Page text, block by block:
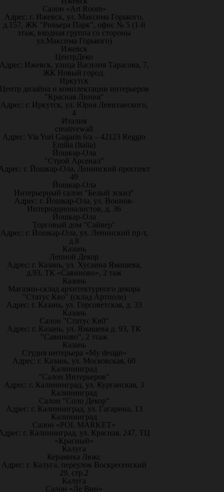
Салон «Art Room»
Адрес: г. Ижевск, ул. Максима Горького,
д.157, ЖК "Ривьера Парк", офис № 5 (1-й
этаж, входная группа со стороны
ул.Максима Горького)
Ижевск
ЦентрДеко
Ижевск, улица Василия Тарасова, 7,
ЖК Новый город.
Иркутск
дизайна и комплектации интерьеров
"Красная Линия"
Адрес: г. Иркутск, ул. Юрия Левитанского,
4
Италия
creativewall
Адрес: Via Yuri Gagarin 6/a – 42123 Reggio
Emilia (Italia)
Йошкар-Ола
"Строй Арсенал"
г. Йошкар-Ола, Ленинский проспект
49
Йошкар-Ола
Интерьерный салон "Белый эскиз"
Адрес: г. Йошкар-Ола, ул. Воинов-
Интернационалистов, д. 36
Йошкар-Ола
Торговый дом "Сайвер"
Адрес: г. Йошкар-Ола, ул. Ленинский пр-т,
д.8
Казань
Лепной Декор
Адрес: г. Казань, ул. Хусаина Ямашева,
д.93, ТК «Савиново», 2 таж
Казань
Магазин-склад архитектурного декора
"Статус Кво" (склад Артполе)
Адрес: г. Казань, ул. Горсоветская, д. 33
Казань
Салон "Статус Кв0"
Адрес: г. Казань, ул. Ямашева д. 93, ТК
"Савиново", 2 этаж
Казань
Студия интерьера «My design»
Адрес: г. Казань, ул. Московская, 60
Калининград
"Салон Интерьеров"
Адрес: г. Калининград, ул. Курганская, 3
Калининград
Салон "Соло Декор"
Адрес: г. Калининград, ул. Гагарина, 13
Калининград
Салон «POL MARKET»
г. Калининград, ул. Красная, 247, ТЦ
«Красный»
Калуга
Керамика Люкс
Адрес: г. Калуга, переулок Воскресенский
29, стр.2
Калуга
Салон «Ле Вин»